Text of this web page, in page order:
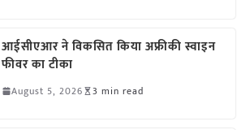
आईसीएआर ने विकसित किया अफ्रीकी स्वाइन
फीवर का टीका
August 5, 2026 3 min read